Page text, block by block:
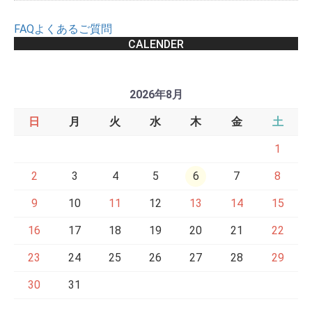
FAQよくあるご質問
CALENDER
2026年8月
日 月 火 水 木 金 土
1
2 3 4 5 6 7 8
9 10 11 12 13 14 15
16 17 18 19 20 21 22
23 24 25 26 27 28 29
30 31